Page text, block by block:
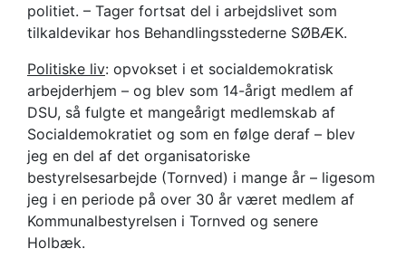
politiet. – Tager fortsat del i arbejdslivet som
tilkaldevikar hos Behandlingsstederne SØBÆK.
Politiske liv: opvokset i et socialdemokratisk
arbejderhjem – og blev som 14-årigt medlem af
DSU, så fulgte et mangeårigt medlemskab af
Socialdemokratiet og som en følge deraf – blev
jeg en del af det organisatoriske
bestyrelsesarbejde (Tornved) i mange år – ligesom
jeg i en periode på over 30 år været medlem af
Kommunalbestyrelsen i Tornved og senere
Holbæk.